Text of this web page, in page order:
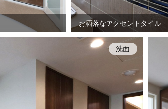
お洒落なアクセントタイル
洗面